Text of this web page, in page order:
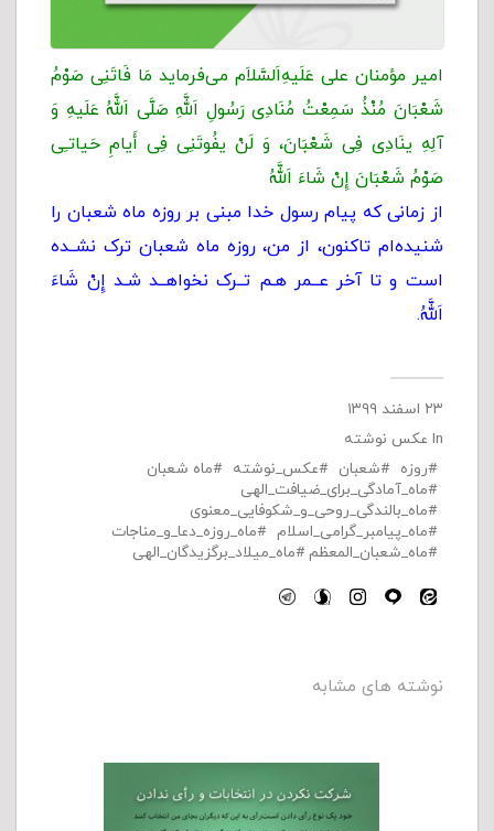
امیر مؤمنان علی عَلَیهِ‌اَلسَّلاَم می‌فرماید مَا فَاتَنِی صَوْمُ
شَعْبَانَ مُنْذُ سَمِعْتُ مُنَادِی رَسُولِ اَللَّهِ صَلَّى اَللَّهُ عَلَیهِ وَ
آلِهِ ینَادِی فِی شَعْبَانَ، وَ لَنْ یفُوتَنِی فِی أَیامِ حَیاتـِی
صَوْمُ شَعْبَانَ إِنْ شَاءَ اَللَّهُ
از زمانی که پیام رسول خدا مبنی بر روزه ماه شعبان را
شنیده‌ام تاکنون، از من، روزه ماه شعبان ترک نشــده
است و تا آخر عــمر هـم تــرک نخواهــد شـد إِنْ شَاءَ
اَللَّهُ.
۲۳ اسفند ۱۳۹۹
In عکس نوشته
روزه
شعبان عکس_نوشته
ماه شعبان
ماه_آمادگی_برای_ضیافت_الهی
ماه_بالندگی_روحی_و_شکوفایی_معنوی
ماه_پیامبر_گرامی_اسلام
ماه_روزه_دعا_و_مناجات
ماه_شعبان_المعظم
ماه_میلاد_برگزیدگان_الهی
نوشته های مشابه